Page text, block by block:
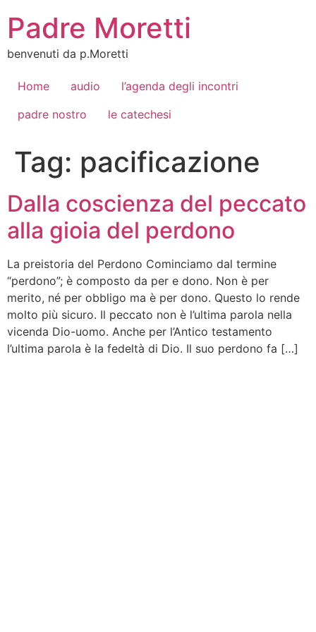
contenuto
Padre Moretti
benvenuti da p.Moretti
Home audio
l’agenda degli incontri
padre nostro
le catechesi
Tag: pacificazione
Dalla coscienza del peccato
alla gioia del perdono
La preistoria del Perdono Cominciamo dal termine
“perdono”; è composto da per e dono. Non è per
merito, né per obbligo ma è per dono. Questo lo rende
molto più sicuro. Il peccato non è l’ultima parola nella
vicenda Dio-uomo. Anche per l’Antico testamento
l’ultima parola è la fedeltà di Dio. Il suo perdono fa […]